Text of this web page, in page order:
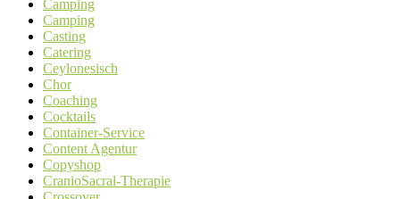
Camping
Camping
Casting
Catering
Ceylonesisch
Chor
Coaching
Cocktails
Container-Service
Content Agentur
Copyshop
CranioSacral-Therapie